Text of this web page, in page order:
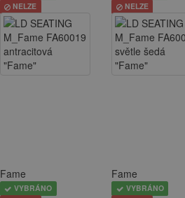
NELZE
NELZE
Fame
VYBRÁNO
Fame
VYBRÁNO